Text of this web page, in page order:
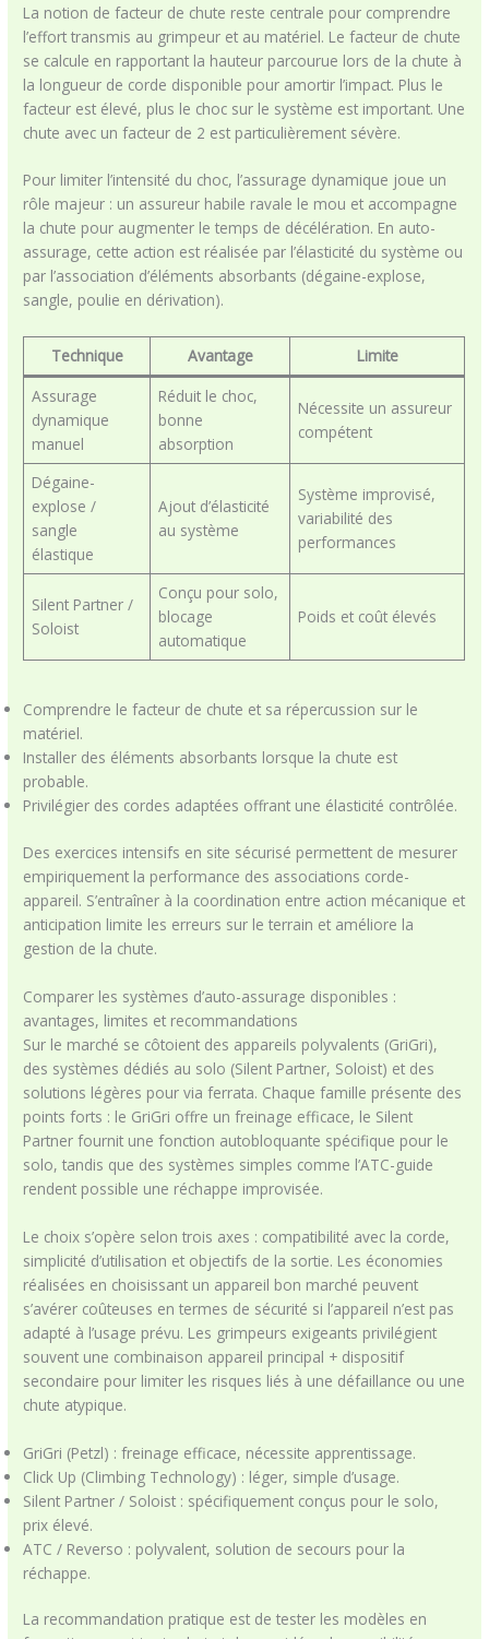
La notion de facteur de chute reste centrale pour comprendre
l’effort transmis au grimpeur et au matériel. Le facteur de chute
se calcule en rapportant la hauteur parcourue lors de la chute à
la longueur de corde disponible pour amortir l’impact. Plus le
facteur est élevé, plus le choc sur le système est important. Une
chute avec un facteur de 2 est particulièrement sévère.
Pour limiter l’intensité du choc, l’assurage dynamique joue un
rôle majeur : un assureur habile ravale le mou et accompagne
la chute pour augmenter le temps de décélération. En auto-
assurage, cette action est réalisée par l’élasticité du système ou
par l’association d’éléments absorbants (dégaine-explose,
sangle, poulie en dérivation).
Technique Avantage
Limite
Assurage
dynamique
manuel
Réduit le choc,
bonne
absorption
Nécessite un assureur
compétent
Dégaine-
explose /
sangle
élastique
Ajout d’élasticité
au système
Système improvisé,
variabilité des
performances
Silent Partner /
Soloist
Conçu pour solo,
blocage
automatique
Poids et coût élevés
Comprendre le facteur de chute et sa répercussion sur le
matériel.
Installer des éléments absorbants lorsque la chute est
probable.
Privilégier des cordes adaptées offrant une élasticité contrôlée.
Des exercices intensifs en site sécurisé permettent de mesurer
empiriquement la performance des associations corde-
appareil. S’entraîner à la coordination entre action mécanique et
anticipation limite les erreurs sur le terrain et améliore la
gestion de la chute.
Comparer les systèmes d’auto-assurage disponibles :
avantages, limites et recommandations
Sur le marché se côtoient des appareils polyvalents (GriGri),
des systèmes dédiés au solo (Silent Partner, Soloist) et des
solutions légères pour via ferrata. Chaque famille présente des
points forts : le GriGri offre un freinage efficace, le Silent
Partner fournit une fonction autobloquante spécifique pour le
solo, tandis que des systèmes simples comme l’ATC-guide
rendent possible une réchappe improvisée.
Le choix s’opère selon trois axes : compatibilité avec la corde,
simplicité d’utilisation et objectifs de la sortie. Les économies
réalisées en choisissant un appareil bon marché peuvent
s’avérer coûteuses en termes de sécurité si l’appareil n’est pas
adapté à l’usage prévu. Les grimpeurs exigeants privilégient
souvent une combinaison appareil principal + dispositif
secondaire pour limiter les risques liés à une défaillance ou une
chute atypique.
GriGri (Petzl) : freinage efficace, nécessite apprentissage.
Click Up (Climbing Technology) : léger, simple d’usage.
Silent Partner / Soloist : spécifiquement conçus pour le solo,
prix élevé.
ATC / Reverso : polyvalent, solution de secours pour la
réchappe.
La recommandation pratique est de tester les modèles en